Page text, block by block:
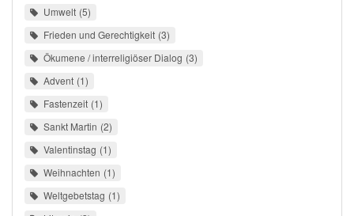
Umwelt 5
Frieden und Gerechtigkeit 3
Ökumene / interreligiöser Dialog 3
Advent 1
Fastenzeit 1
Sankt Martin 2
Valentinstag 1
Weihnachten 1
Weltgebetstag 1